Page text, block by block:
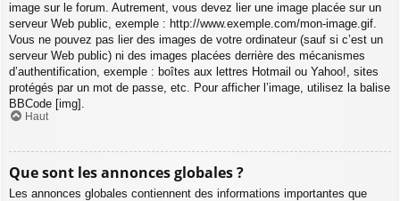
image sur le forum. Autrement, vous devez lier une image placée sur un
serveur Web public, exemple : http://www.exemple.com/mon-image.gif.
Vous ne pouvez pas lier des images de votre ordinateur (sauf si c’est un
serveur Web public) ni des images placées derrière des mécanismes
d’authentification, exemple : boîtes aux lettres Hotmail ou Yahoo!, sites
protégés par un mot de passe, etc. Pour afficher l’image, utilisez la balise
BBCode [img].
Haut
Que sont les annonces globales ?
Les annonces globales contiennent des informations importantes que